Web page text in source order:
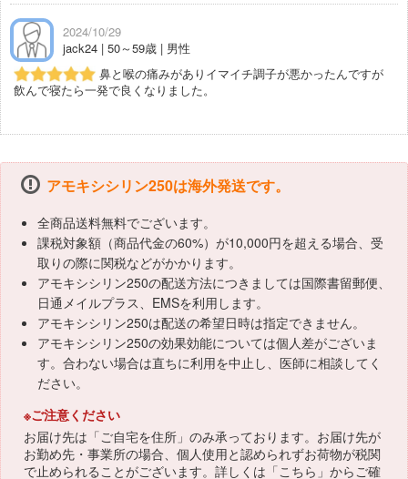
2024/10/29
jack24 | 50～59歳 | 男性
鼻と喉の痛みがありイマイチ調子が悪かったんですが
飲んで寝たら一発で良くなりました。
アモキシシリン250は海外発送です。
全商品送料無料でございます。
課税対象額（商品代金の60%）が10,000円を超える場合、受
取りの際に関税などがかかります。
アモキシシリン250の配送方法につきましては国際書留郵便、
日通メイルプラス、EMSを利用します。
アモキシシリン250は配送の希望日時は指定できません。
アモキシシリン250の効果効能については個人差がございま
す。合わない場合は直ちに利用を中止し、医師に相談してく
ださい。
※ご注意ください
お届け先は「ご自宅を住所」のみ承っております。お届け先が
お勤め先・事業所の場合、個人使用と認められずお荷物が税関
で止められることがございます。詳しくは「こちら 」からご確